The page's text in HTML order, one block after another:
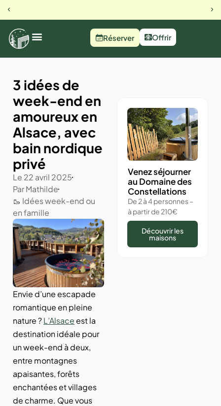
23 rue du busset, Orbey
Réserver Offrir
3 idées de
week-end en
amoureux en
Alsace, avec
bain nordique
privé
Le 22 avril 2025
ParMathilde
🥾 Idées week-end ou
en famille
Envie d’une escapade
romantique en pleine
nature ?L’Alsaceest la
destination idéale pour
un week-end à deux,
entre montagnes
apaisantes, forêts
enchantées et villages
de charme. Que vous
Venez séjourner
au Domaine des
Constellations
De 2 à 4 personnes –
à partir de 210€
Découvrir les
maisons